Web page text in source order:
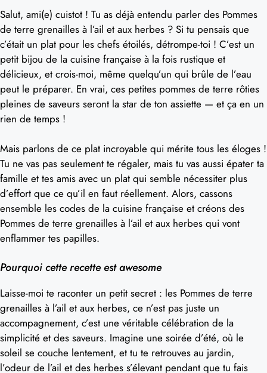
Salut, ami(e) cuistot ! Tu as déjà entendu parler des Pommes
de terre grenailles à l’ail et aux herbes ? Si tu pensais que
c’était un plat pour les chefs étoilés, détrompe-toi ! C’est un
petit bijou de la cuisine française à la fois rustique et
délicieux, et crois-moi, même quelqu’un qui brûle de l’eau
peut le préparer. En vrai, ces petites pommes de terre rôties
pleines de saveurs seront la star de ton assiette — et ça en un
rien de temps !
Mais parlons de ce plat incroyable qui mérite tous les éloges !
Tu ne vas pas seulement te régaler, mais tu vas aussi épater ta
famille et tes amis avec un plat qui semble nécessiter plus
d’effort que ce qu’il en faut réellement. Alors, cassons
ensemble les codes de la cuisine française et créons des
Pommes de terre grenailles à l’ail et aux herbes qui vont
enflammer tes papilles.
Pourquoi cette recette est awesome
Laisse-moi te raconter un petit secret : les Pommes de terre
grenailles à l’ail et aux herbes, ce n’est pas juste un
accompagnement, c’est une véritable célébration de la
simplicité et des saveurs. Imagine une soirée d’été, où le
soleil se couche lentement, et tu te retrouves au jardin,
l’odeur de l’ail et des herbes s’élevant pendant que tu fais